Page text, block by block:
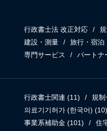
行政書士法 改正対応
建設・測量
旅行・宿泊
専門サービス
パートナ
行政書士関連 (11)
規
의료기기허가 (한국어) (10)
事業系補助金 (101)
住